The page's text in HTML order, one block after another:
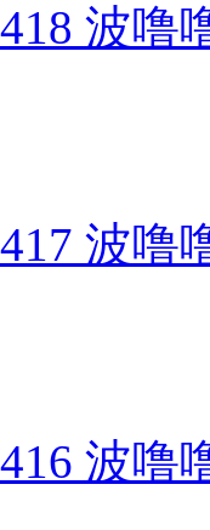
波噜
波噜
波噜